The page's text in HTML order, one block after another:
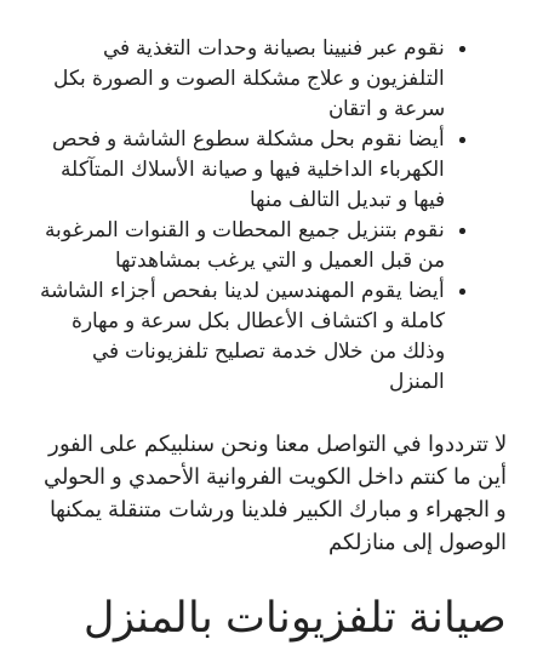
نقوم عبر فنيينا بصيانة وحدات التغذية في
التلفزيون و علاج مشكلة الصوت و الصورة بكل
سرعة و اتقان
أيضا نقوم بحل مشكلة سطوع الشاشة و فحص
الكهرباء الداخلية فيها و صيانة الأسلاك المتآكلة
فيها و تبديل التالف منها
نقوم بتنزيل جميع المحطات و القنوات المرغوبة
من قبل العميل و التي يرغب بمشاهدتها
أيضا يقوم المهندسين لدينا بفحص أجزاء الشاشة
كاملة و اكتشاف الأعطال بكل سرعة و مهارة
وذلك من خلال خدمة تصليح تلفزيونات في
المنزل
لا تترددوا في التواصل معنا ونحن سنلبيكم على الفور
أين ما كنتم داخل الكويت الفروانية الأحمدي و الحولي
و الجهراء و مبارك الكبير فلدينا ورشات متنقلة يمكنها
الوصول إلى منازلكم
صيانة تلفزيونات بالمنزل